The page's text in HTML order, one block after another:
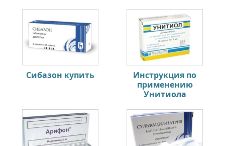
Сибазон купить
Инструкция по
применению
Унитиола